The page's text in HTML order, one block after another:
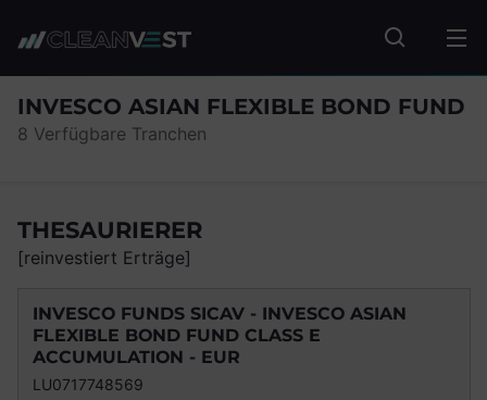
Fonds
INVESCO ASIAN FLEXIBLE BOND FUND
8 Verfügbare Tranchen
THESAURIERER
[reinvestiert Erträge]
INVESCO FUNDS SICAV - INVESCO ASIAN
FLEXIBLE BOND FUND CLASS E
ACCUMULATION - EUR
LU0717748569